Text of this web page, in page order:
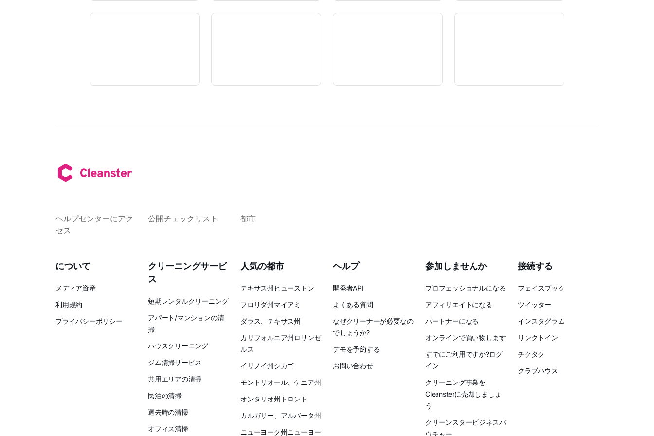
ヘルプセンターにアク
セス
公開チェックリスト 都市
について
メディア資産
利用規約
プライバシーポリシー
クリーニングサービ
ス
短期レンタルクリーニング
アパート/マンションの清
掃
ハウスクリーニング
ジム清掃サービス
共用エリアの清掃
民泊の清掃
退去時の清掃
オフィス清掃
人気の都市
テキサス州ヒューストン
フロリダ州マイアミ
ダラス、テキサス州
カリフォルニア州ロサンゼ
ルス
イリノイ州シカゴ
モントリオール、ケニア州
オンタリオ州トロント
カルガリー、アルバータ州
ニューヨーク州ニューヨー
ヘルプ
開発者API
よくある質問
なぜクリーナーが必要なの
でしょうか?
デモを予約する
お問い合わせ
参加しませんか
プロフェッショナルになる
アフィリエイトになる
パートナーになる
オンラインで買い物します
すでにご利用ですか?ログ
イン
クリーニング事業を
Cleansterに売却しましょ
う
クリーンスタービジネスバ
ウチャー
接続する
フェイスブック
ツイッター
インスタグラム
リンクトイン
チクタク
クラブハウス